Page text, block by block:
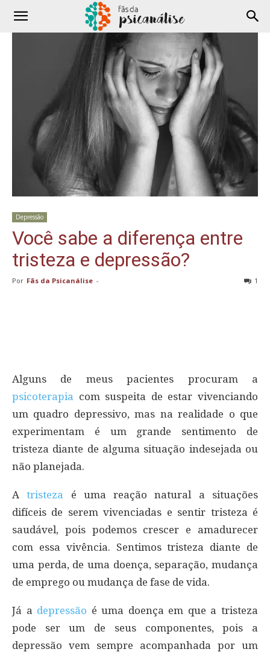
Depressão
Você sabe a diferença entre
tristeza e depressão?
Por Fãs da Psicanálise - 1
Alguns de meus pacientes procuram a
psicoterapia com suspeita de estar vivenciando
um quadro depressivo, mas na realidade o que
experimentam é um grande sentimento de
tristeza diante de alguma situação indesejada ou
não planejada.
Atristeza é uma reação natural a situações
difíceis de serem vivenciadas e sentir tristeza é
saudável, pois podemos crescer e amadurecer
com essa vivência. Sentimos tristeza diante de
uma perda, de uma doença, separação, mudança
de emprego ou mudança de fase de vida.
Já a depressão é uma doença em que a tristeza
pode ser um de seus componentes, pois a
depressão vem sempre acompanhada por um